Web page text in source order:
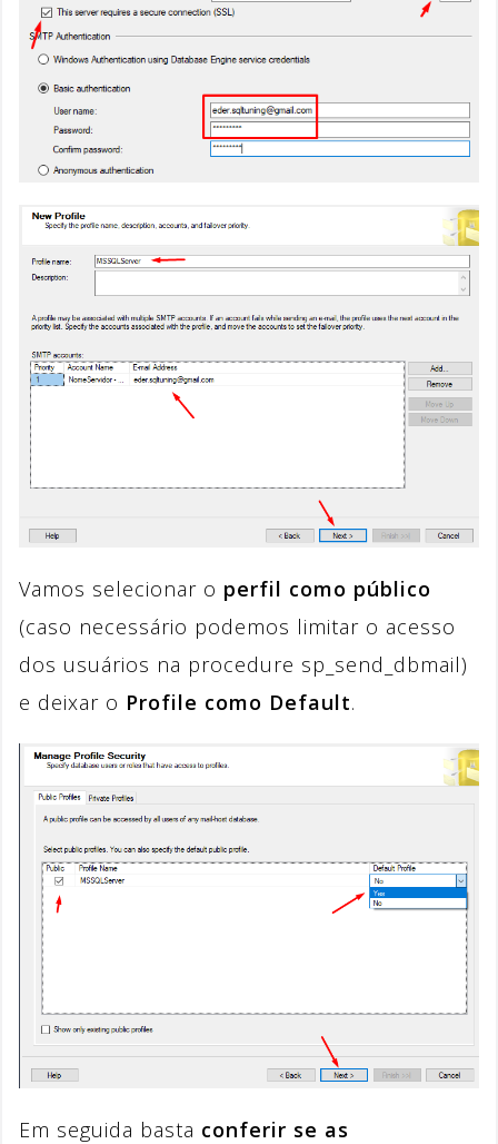
Vamos selecionar o perfil como público
(caso necessário podemos limitar o acesso
dos usuários na procedure sp_send_dbmail)
e deixar o Profile como Default.
Em seguida basta conferir se as